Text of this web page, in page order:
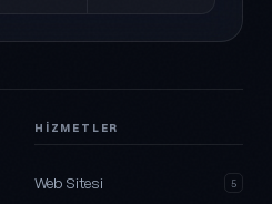
HIZMETLER
Web Sitesi 5